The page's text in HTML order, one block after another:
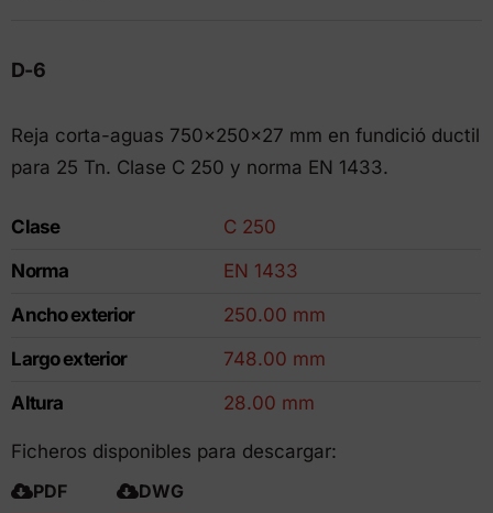
D-6
Reja corta-aguas 750x250x27 mm en fundició ductil
para 25 Tn. Clase C 250 y norma EN 1433.
Clase
C 250
Norma
EN 1433
Ancho exterior
250.00 mm
Largo exterior
748.00 mm
Altura
28.00 mm
Ficheros disponibles para descargar:
PDF
DWG